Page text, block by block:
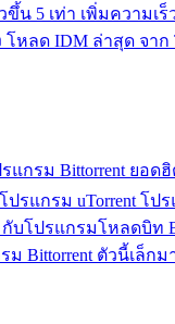
ขึ้น 5 เท่า เพิ่มความเ
หลด IDM ล่าสุด จาก
รแกรม Bittorrent ยอด
รแกรม uTorrent โป
กับโปรแกรมโหลดบิท
ม Bittorrent ตัวนี้เล็ก